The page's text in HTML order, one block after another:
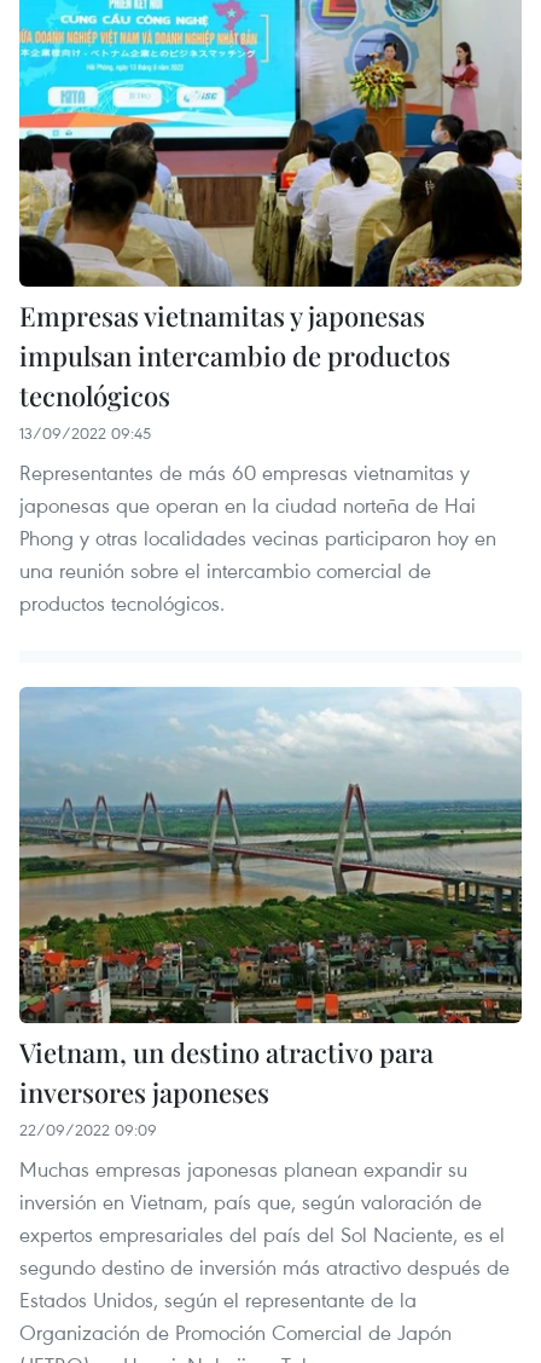
Empresas vietnamitas y japonesas
impulsan intercambio de productos
tecnológicos
13/09/2022 09:45
Representantes de más 60 empresas vietnamitas y
japonesas que operan en la ciudad norteña de Hai
Phong y otras localidades vecinas participaron hoy en
una reunión sobre el intercambio comercial de
productos tecnológicos.
Vietnam, un destino atractivo para
inversores japoneses
22/09/2022 09:09
Muchas empresas japonesas planean expandir su
inversión en Vietnam, país que, según valoración de
expertos empresariales del país del Sol Naciente, es el
segundo destino de inversión más atractivo después de
Estados Unidos, según el representante de la
Organización de Promoción Comercial de Japón